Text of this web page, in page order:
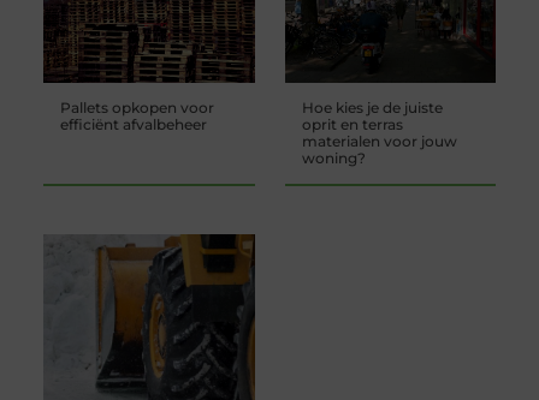
Pallets opkopen voor
efficiënt afvalbeheer
Hoe kies je de juiste
oprit en terras
materialen voor jouw
woning?